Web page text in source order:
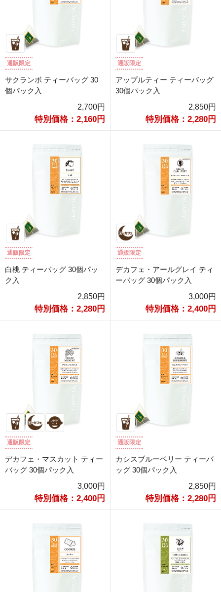
通販限定
サクランボ ティーバッグ 30
個パック入
2,700円
特別価格：2,160円
通販限定
アップルティー ティーバッグ
30個パック入
2,850円
特別価格：2,280円
通販限定
白桃 ティーバッグ 30個パッ
ク入
2,850円
特別価格：2,280円
通販限定
デカフェ・アールグレイ ティ
ーバッグ 30個パック入
3,000円
特別価格：2,400円
通販限定
デカフェ・マスカット ティー
バッグ 30個パック入
3,000円
特別価格：2,400円
通販限定
カシスブルーベリー ティーバ
ッグ 30個パック入
2,850円
特別価格：2,280円